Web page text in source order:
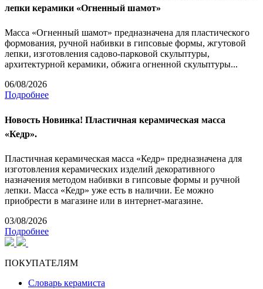
лепки керамики «Огненный шамот»
Масса «Огненный шамот» предназначена для пластического
формования, ручной набивки в гипсовые формы, жгутовой
лепки, изготовления садово-парковой скульптуры,
архитектурной керамики, обжига огненной скульптуры...
06/08/2026
Подробнее
Новость Новинка! Пластичная керамическая масса
«Кедр».
Пластичная керамическая масса «Кедр» предназначена для
изготовления керамических изделий декоративного
назначения методом набивки в гипсовые формы и ручной
лепки. Масса «Кедр» уже есть в наличии. Ее можно
приобрести в магазине или в интернет-магазине.
03/08/2026
Подробнее
ПОКУПАТЕЛЯМ
Словарь керамиста